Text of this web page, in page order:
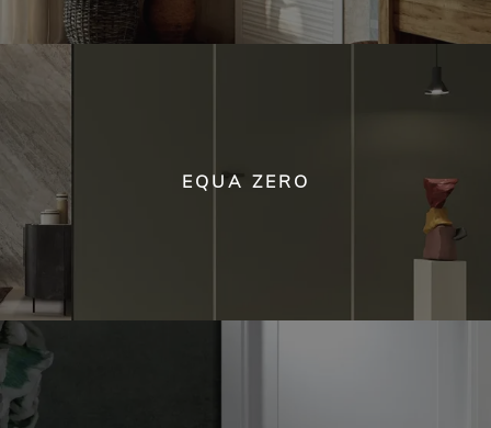
EQUA ZERO